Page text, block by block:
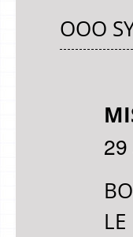
OOO
LE